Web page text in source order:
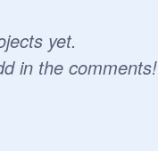
yet.
in the comments!